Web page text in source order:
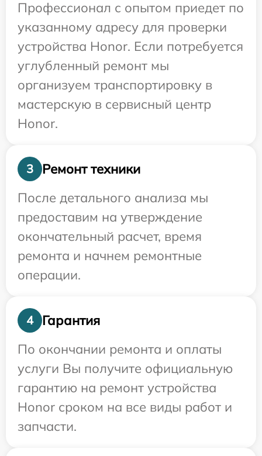
Профессионал с опытом приедет по
указанному адресу для проверки
устройства Honor. Если потребуется
углубленный ремонт мы
организуем транспортировку в
мастерскую в сервисный центр
Honor.
3
Ремонт техники
После детального анализа мы
предоставим на утверждение
окончательный расчет, время
ремонта и начнем ремонтные
операции.
4
Гарантия
По окончании ремонта и оплаты
услуги Вы получите официальную
гарантию на ремонт устройства
Honor сроком на все виды работ и
запчасти.